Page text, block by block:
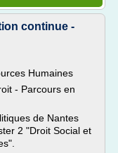
continue -
Humaines
- Parcours en
de Nantes
2 "Droit Social et